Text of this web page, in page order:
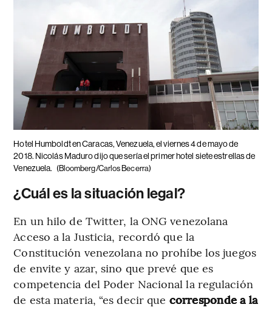
Hotel Humboldt en Caracas, Venezuela, el viernes 4 de mayo de
2018. Nicolás Maduro dijo que sería el primer hotel siete estrellas de
Venezuela. (Bloomberg/Carlos Becerra)
¿Cuál es la situación legal?
En un hilo de Twitter, la ONG venezolana
Acceso a la Justicia, recordó que la
Constitución venezolana no prohíbe los juegos
de envite y azar, sino que prevé que es
competencia del Poder Nacional la regulación
de esta materia, “es decir que corresponde a la